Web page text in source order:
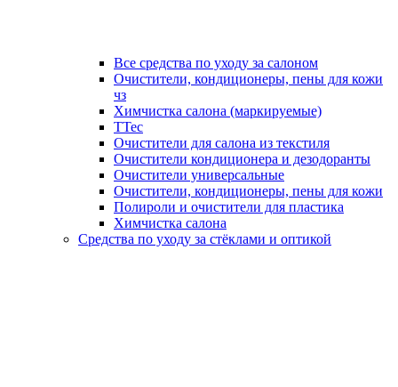
Все средства по уходу за салоном
Очистители, кондиционеры, пены для кожи
чз
Химчистка салона (маркируемые)
TTec
Очистители для салона из текстиля
Очистители кондиционера и дезодоранты
Очистители универсальные
Очистители, кондиционеры, пены для кожи
Полироли и очистители для пластика
Химчистка салона
Средства по уходу за стёклами и оптикой